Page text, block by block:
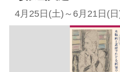
4月25日(土)～6月21日(